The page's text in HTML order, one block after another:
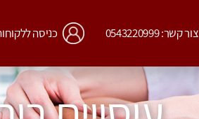
צור קשר: 0543220999 כניסה